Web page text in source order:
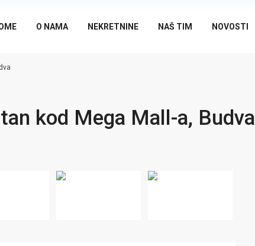
O NAMA NEKRETNINE NAŠ TIM NOVOSTI
kod Mega Mall-a, Budva